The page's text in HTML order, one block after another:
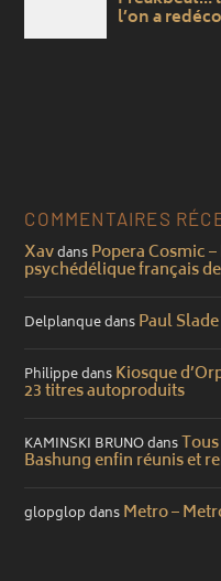
COMMENTAIRES
XavdansPopera Cosmic
psychédélique français
DelplanquedansPaul
PhilippedansKiosque
23 titres autoproduits
KAMINSKI BRUNOdans
Bashung enfin réunis et
glopglopdansMetro –